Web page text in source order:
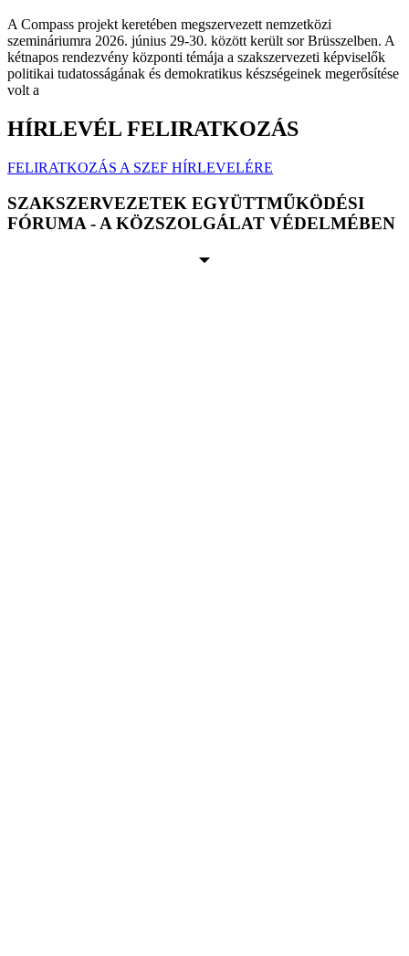
A Compass projekt keretében megszervezett nemzetközi
szemináriumra 2026. június 29-30. között került sor Brüsszelben. A
kétnapos rendezvény központi témája a szakszervezeti képviselők
politikai tudatosságának és demokratikus készségeinek megerősítése
volt a
HÍRLEVÉL FELIRATKOZÁS
FELIRATKOZÁS A SZEF HÍRLEVELÉRE
SZAKSZERVEZETEK EGYÜTTMŰKÖDÉSI
FÓRUMA - A KÖZSZOLGÁLAT VÉDELMÉBEN